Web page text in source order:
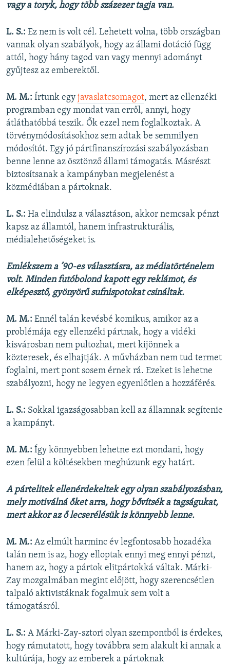
vagy a toryk, hogy több százezer tagja van.
L. S.: Ez nem is volt cél. Lehetett volna, több országban
vannak olyan szabályok, hogy az állami dotáció függ
attól, hogy hány tagod van vagy mennyi adományt
gyűjtesz az emberektől.
M. M.: Írtunk egy javaslatcsomagot, mert az ellenzéki
programban egy mondat van erről, annyi, hogy
átláthatóbbá teszik. Ők ezzel nem foglalkoztak. A
törvénymódosításokhoz sem adtak be semmilyen
módosítót. Egy jó pártfinanszírozási szabályozásban
benne lenne az ösztönző állami támogatás. Másrészt
biztosítsanak a kampányban megjelenést a
közmédiában a pártoknak.
L. S.: Ha elindulsz a választáson, akkor nemcsak pénzt
kapsz az államtól, hanem infrastrukturális,
médialehetőségeket is.
Emlékszem a ’90-es választásra, az médiatörténelem
volt. Minden futóbolond kapott egy reklámot, és
elképesztő, gyönyörű sufnispotokat csináltak.
M. M.: Ennél talán kevésbé komikus, amikor az a
problémája egy ellenzéki pártnak, hogy a vidéki
kisvárosban nem pultozhat, mert kijönnek a
közteresek, és elhajtják. A művházban nem tud termet
foglalni, mert pont sosem érnek rá. Ezeket is lehetne
szabályozni, hogy ne legyen egyenlőtlen a hozzáférés.
L. S.: Sokkal igazságosabban kell az államnak segítenie
a kampányt.
M. M.: Így könnyebben lehetne ezt mondani, hogy
ezen felül a költésekben meghúzunk egy határt.
A pártelitek ellenérdekeltek egy olyan szabályozásban,
mely motiválná őket arra, hogy bővítsék a tagságukat,
mert akkor az ő lecserélésük is könnyebb lenne.
M. M.: Az elmúlt harminc év legfontosabb hozadéka
talán nem is az, hogy elloptak ennyi meg ennyi pénzt,
hanem az, hogy a pártok elitpártokká váltak. Márki-
Zay mozgalmában megint előjött, hogy szerencsétlen
talpaló aktivistáknak fogalmuk sem volt a
támogatásról.
L. S.: A Márki-Zay-sztori olyan szempontból is érdekes,
hogy rámutatott, hogy továbbra sem alakult ki annak a
kultúrája, hogy az emberek a pártoknak